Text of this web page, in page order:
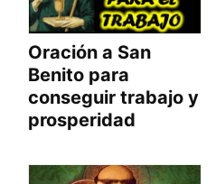
Oración a San
Benito para
conseguir trabajo y
prosperidad